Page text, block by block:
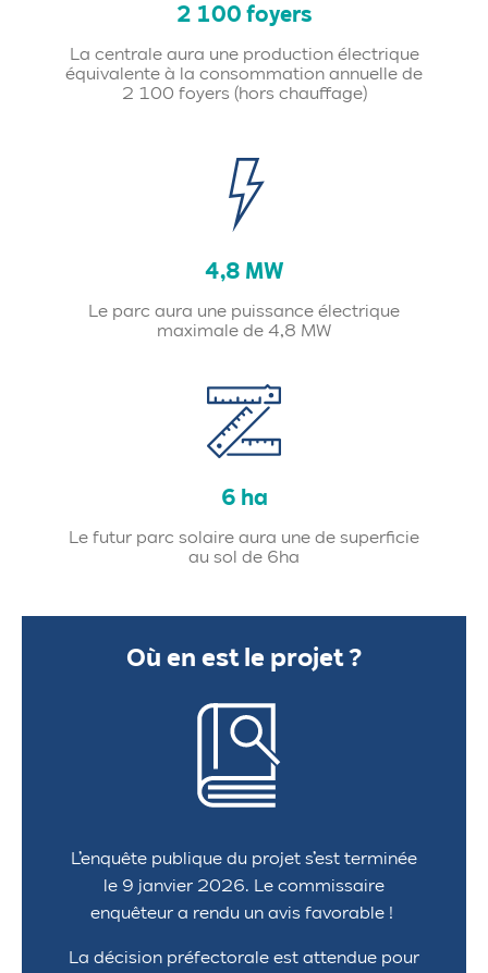
2 100 foyers
La centrale aura une production électrique
équivalente à la consommation annuelle de
2 100 foyers (hors chauffage)
4,8 MW
Le parc aura une puissance électrique
maximale de 4,8 MW
6 ha
Le futur parc solaire aura une de superficie
au sol de 6ha
Où en est le projet ?
L’enquête publique du projet s’est terminée
le 9 janvier 2026. Le commissaire
enquêteur a rendu un avis favorable !
La décision préfectorale est attendue pour